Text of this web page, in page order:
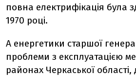
повна електрифікація була
1970 році.
А енергетики старшої
проблеми з експлуатацією
районах Черкаської області,